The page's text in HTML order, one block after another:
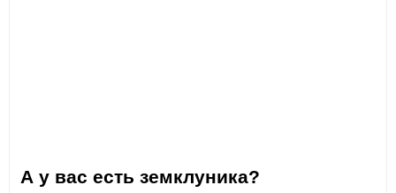
А у вас есть земклуника?